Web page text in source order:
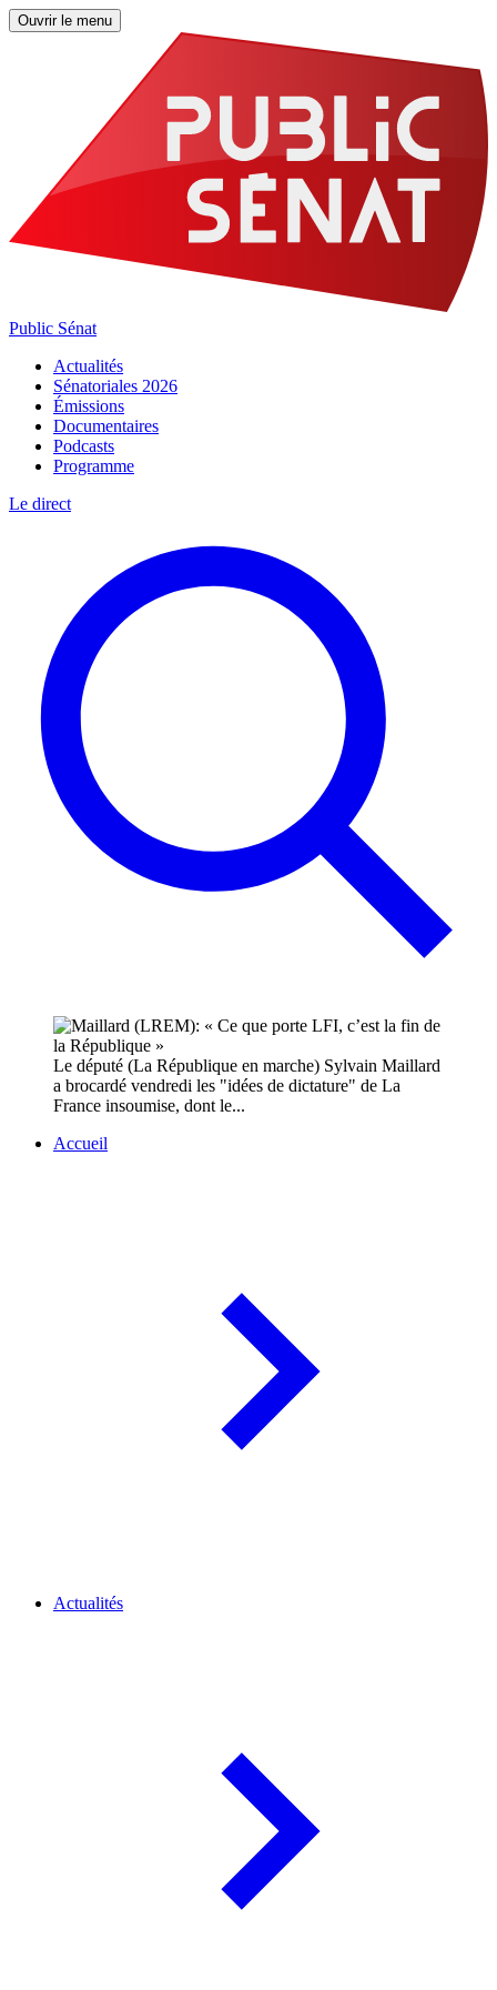
Ouvrir le menu
Public Sénat
Actualités
Sénatoriales 2026
Émissions
Documentaires
Podcasts
Programme
Le direct
Le député (La République en marche) Sylvain Maillard
a brocardé vendredi les "idées de dictature" de La
France insoumise, dont le...
Accueil
Actualités